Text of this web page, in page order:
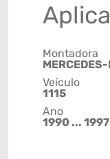
Montadora
Veículo
1115
Ano
1990 ... 1997